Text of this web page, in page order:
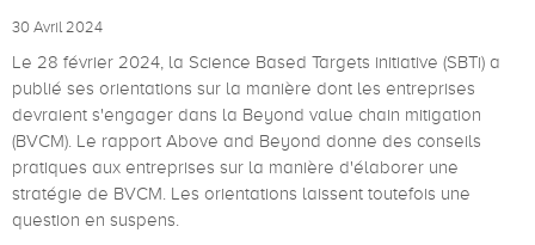
30 Avril 2024
Le 28 février 2024, la Science Based Targets initiative (SBTi) a
publié ses orientations sur la manière dont les entreprises
devraient s'engager dans la Beyond value chain mitigation
(BVCM). Le rapport Above and Beyond donne des conseils
pratiques aux entreprises sur la manière d'élaborer une
stratégie de BVCM. Les orientations laissent toutefois une
question en suspens.